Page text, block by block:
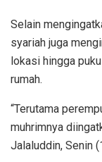
Selain
syariah juga
lokasi hingga
rumah.
“Terutama
muhrimnya
Jalaluddin, Senin